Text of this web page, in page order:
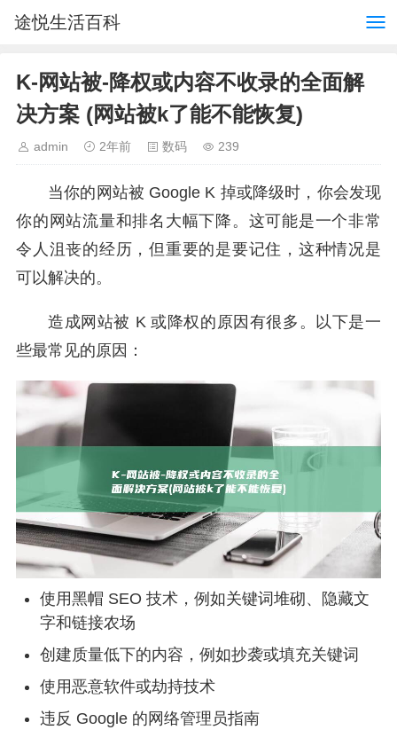
途悦生活百科
K-网站被-降权或内容不收录的全面解
决方案 (网站被k了能不能恢复)
admin 2年前 数码 239
当你的网站被 Google K 掉或降级时，你会发现
你的网站流量和排名大幅下降。这可能是一个非常
令人沮丧的经历，但重要的是要记住，这种情况是
可以解决的。
造成网站被 K 或降权的原因有很多。以下是一
些最常见的原因：
使用黑帽 SEO 技术，例如关键词堆砌、隐藏文
字和链接农场
创建质量低下的内容，例如抄袭或填充关键词
使用恶意软件或劫持技术
违反 Google 的网络管理员指南